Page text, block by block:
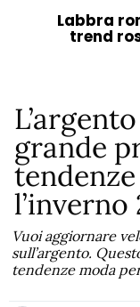
Labbra
trend
grande
l’inverno
Vuoi aggiornare
sull’argento.
tendenze moda